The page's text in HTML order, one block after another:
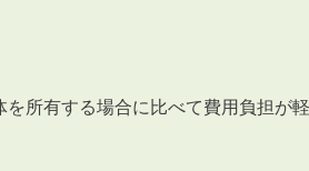
約の流れ
所有する場合に比べて費用負担が軽